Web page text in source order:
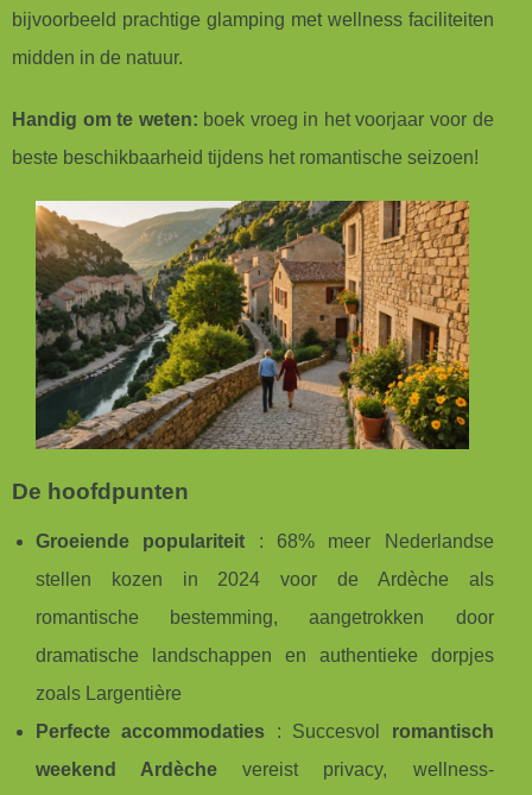
bijvoorbeeld prachtige glamping met wellness faciliteiten
midden in de natuur.
Handig om te weten: boek vroeg in het voorjaar voor de
beste beschikbaarheid tijdens het romantische seizoen!
De hoofdpunten
Groeiende populariteit : 68% meer Nederlandse
stellen kozen in 2024 voor de Ardèche als
romantische bestemming, aangetrokken door
dramatische landschappen en authentieke dorpjes
zoals Largentière
Perfecte accommodaties : Succesvol romantisch
weekend Ardèche vereist privacy, wellness-